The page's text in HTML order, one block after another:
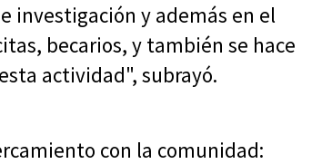
investigación y además en el
becarios, y también se hace
actividad", subrayó.
con la comunidad: